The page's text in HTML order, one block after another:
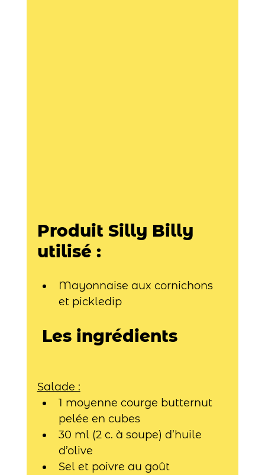
Produit Silly Billy
utilisé :
Mayonnaise aux cornichons
et pickledip
Les ingrédients
Salade :
1 moyenne courge butternut
pelée en cubes
30 ml (2 c. à soupe) d’huile
d’olive
Sel et poivre au goût